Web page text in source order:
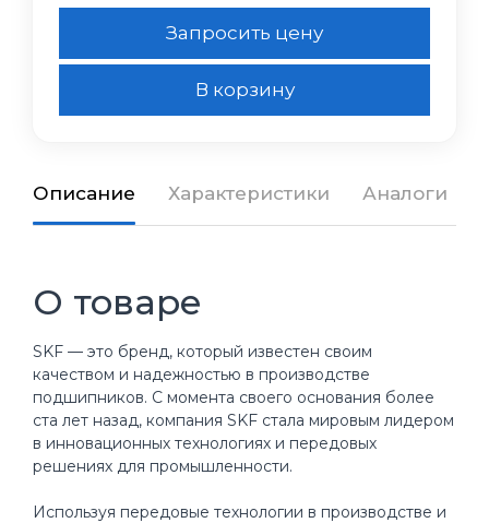
Запросить цену
В корзину
Описание Характеристики Аналоги
О товаре
SKF — это бренд, который известен своим
качеством и надежностью в производстве
подшипников. С момента своего основания более
ста лет назад, компания SKF стала мировым лидером
в инновационных технологиях и передовых
решениях для промышленности.
Используя передовые технологии в производстве и